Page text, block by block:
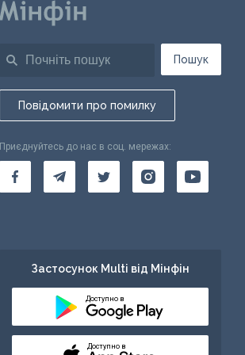
Пошук
Повідомити про помилку
Приєднуйтесь до нас в соц. мережах:
Застосунок Multi від Мінфін
Доступно в
Доступно в